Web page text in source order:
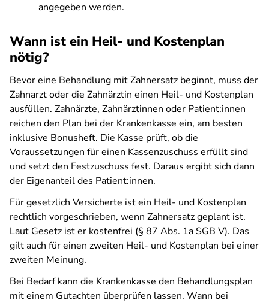
angegeben werden.
Wann ist ein Heil- und Kostenplan
nötig?
Bevor eine Behandlung mit Zahnersatz beginnt, muss der
Zahnarzt oder die Zahnärztin einen Heil- und Kostenplan
ausfüllen. Zahnärzte, Zahnärztinnen oder Patient:innen
reichen den Plan bei der Krankenkasse ein, am besten
inklusive Bonusheft. Die Kasse prüft, ob die
Voraussetzungen für einen Kassenzuschuss erfüllt sind
und setzt den Festzuschuss fest. Daraus ergibt sich dann
der Eigenanteil des Patient:innen.
Für gesetzlich Versicherte ist ein Heil- und Kostenplan
rechtlich vorgeschrieben, wenn Zahnersatz geplant ist.
Laut Gesetz ist er kostenfrei (§ 87 Abs. 1a SGB V). Das
gilt auch für einen zweiten Heil- und Kostenplan bei einer
zweiten Meinung.
Bei Bedarf kann die Krankenkasse den Behandlungsplan
mit einem Gutachten überprüfen lassen. Wann bei